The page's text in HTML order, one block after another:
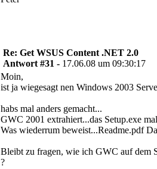
Re: Get WSUS Content .NET 2.0
Antwort #31 - 17.06.08 um 09:30:17
Moin,
ist ja wiegesagt nen Windows 2003
habs mal anders gemacht...
GWC 2001 extrahiert...das Setup.exe
Was wiederrum beweist...Readme.pdf
Bleibt zu fragen, wie ich GWC auf dem
?